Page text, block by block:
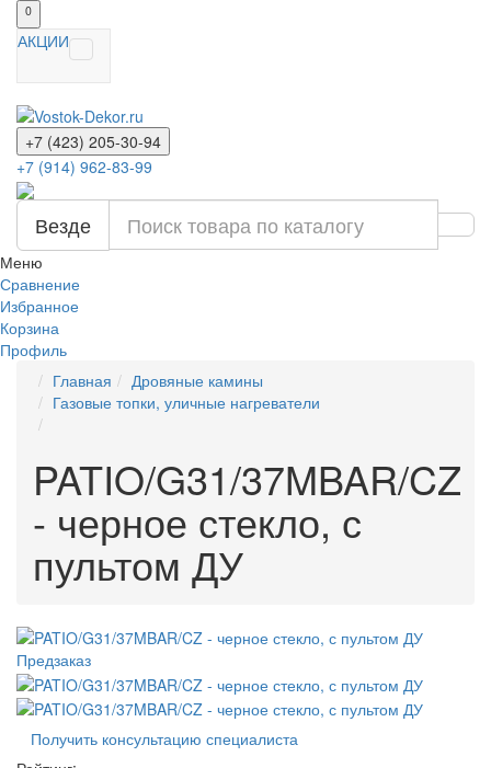
0
АКЦИИ
+7 (423) 205-30-94
+7 (914) 962-83-99
Везде
Меню
Сравнение
Избранное
Корзина
Профиль
Главная
Дровяные камины
Газовые топки, уличные нагреватели
PATIO/G31/37MBAR/CZ
- черное стекло, с
пультом ДУ
Предзаказ
Получить консультацию специалиста